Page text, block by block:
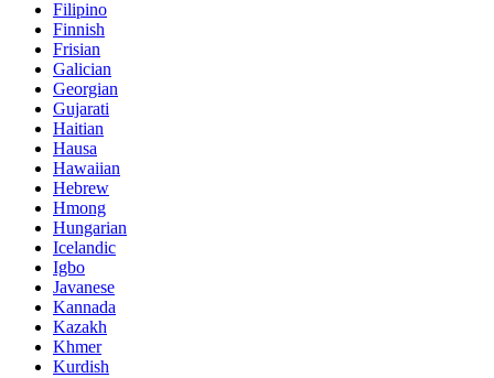
Filipino
Finnish
Frisian
Galician
Georgian
Gujarati
Haitian
Hausa
Hawaiian
Hebrew
Hmong
Hungarian
Icelandic
Igbo
Javanese
Kannada
Kazakh
Khmer
Kurdish